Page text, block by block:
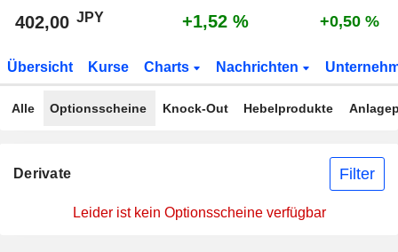
402,00 JPY +1,52 % +0,50 %
Übersicht Kurse Charts Nachrichten
Alle Optionsscheine Knock-Out Hebelprodukte
Derivate Filter
Leider ist kein Optionsscheine verfügbar